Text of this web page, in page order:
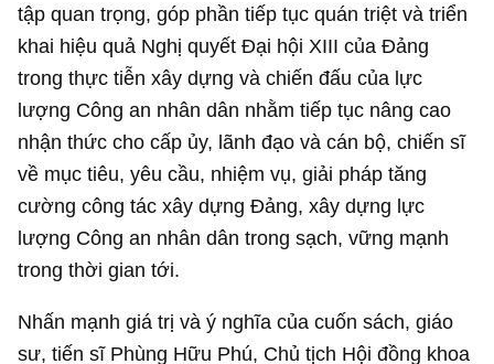
tập quan trọng, góp phần tiếp tục quán triệt và triển
khai hiệu quả Nghị quyết Đại hội XIII của Đảng
trong thực tiễn xây dựng và chiến đấu của lực
lượng Công an nhân dân nhằm tiếp tục nâng cao
nhận thức cho cấp ủy, lãnh đạo và cán bộ, chiến sĩ
về mục tiêu, yêu cầu, nhiệm vụ, giải pháp tăng
cường công tác xây dựng Đảng, xây dựng lực
lượng Công an nhân dân trong sạch, vững mạnh
trong thời gian tới.
Nhấn mạnh giá trị và ý nghĩa của cuốn sách, giáo
sư, tiến sĩ Phùng Hữu Phú, Chủ tịch Hội đồng khoa